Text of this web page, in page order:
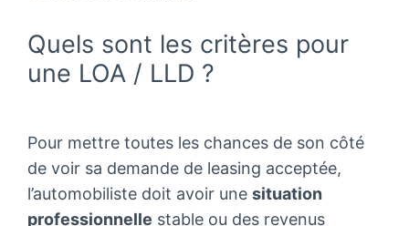
Quels sont les critères pour
une LOA / LLD ?
Pour mettre toutes les chances de son côté
de voir sa demande de leasing acceptée,
l’automobiliste doit avoir une situation
professionnelle stable ou des revenus